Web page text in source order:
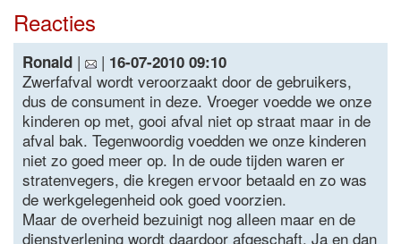
Reacties
Ronald | | 16-07-2010 09:10
Zwerfafval wordt veroorzaakt door de gebruikers,
dus de consument in deze. Vroeger voedde we onze
kinderen op met, gooi afval niet op straat maar in de
afval bak. Tegenwoordig voedden we onze kinderen
niet zo goed meer op. In de oude tijden waren er
stratenvegers, die kregen ervoor betaald en zo was
de werkgelegenheid ook goed voorzien.
Maar de overheid bezuinigt nog alleen maar en de
dienstverlening wordt daardoor afgeschaft. Ja en dan